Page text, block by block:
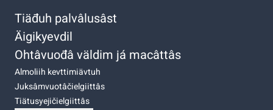
Tiäđuh palvâlusâst
Äigikyevdil
Ohtâvuođâ väldim já macâttâs
Almoliih kevttimiävtuh
Juksâmvuotâčielgiittâs
Tiätusyejičielgiittâs